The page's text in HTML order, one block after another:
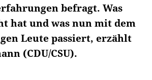
befragt. Was
hat und was nun mit dem
Leute passiert, erzählt
(CDU/CSU).